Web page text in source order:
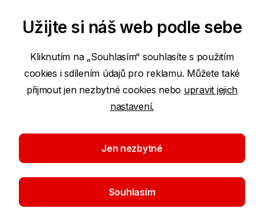
Podmínky používání internetových stránek
Prohlášení o přístupnosti
Ochrana osobních údajů
©2026 Komerční banka
Užijte si náš web podle sebe
Kliknutím na „Souhlasím“ souhlasíte s použitím
cookies i sdílením údajů pro reklamu. Můžete také
přijmout jen nezbytné cookies nebo upravit jejich
nastavení.
Jen nezbytné
Souhlasím